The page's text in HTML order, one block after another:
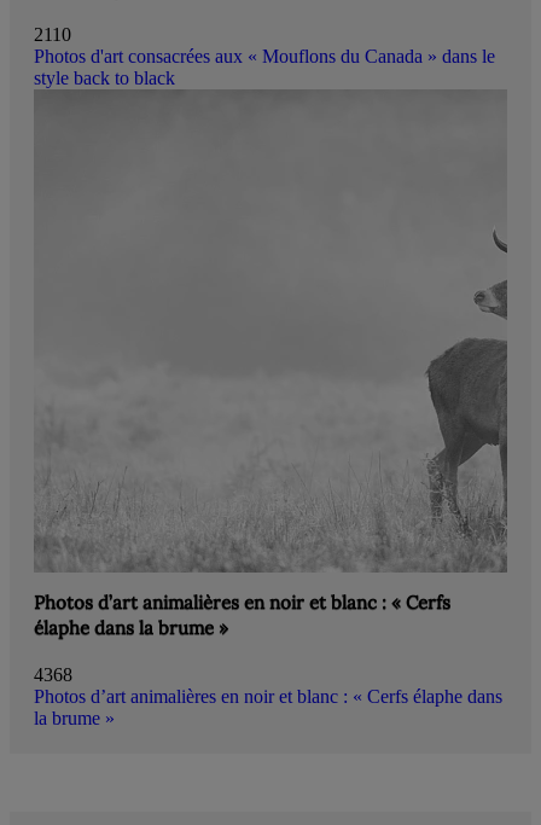
2110
Photos d'art consacrées aux « Mouflons du Canada » dans le
style back to black
Photos d’art animalières en noir et blanc : « Cerfs
élaphe dans la brume »
4368
Photos d’art animalières en noir et blanc : « Cerfs élaphe dans
la brume »